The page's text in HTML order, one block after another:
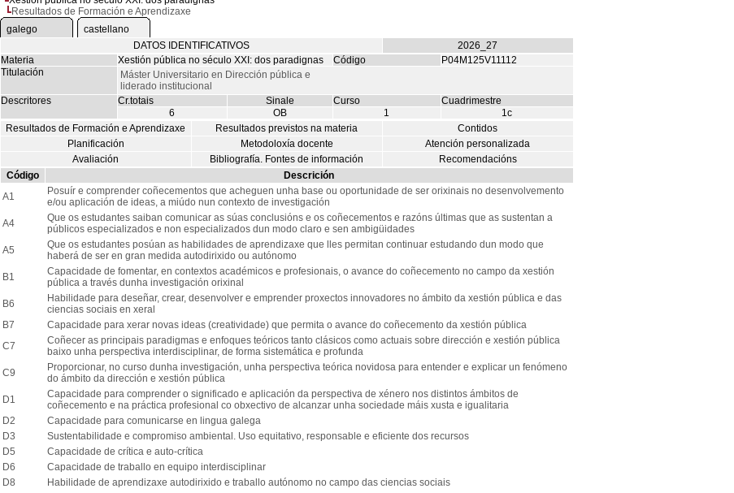
Resultados de Formación e Aprendizaxe
galego
castellano
DATOS IDENTIFICATIVOS
2026_27
Materia
Xestión pública no século XXI: dos paradignas Código
P04M125V11112
Titulación
Máster Universitario en Dirección pública e
liderado institucional
Descritores
Cr.totais Sinale Curso
Cuadrimestre
6
OB 1
1c
Resultados de Formación e Aprendizaxe
Resultados previstos na materia
Contidos
Planificación
Metodoloxía docente
Atención personalizada
Avaliación
Bibliografía. Fontes de información
Recomendacións
Código
Descrición
A1
Posuír e comprender coñecementos que acheguen unha base ou oportunidade de ser orixinais no desenvolvemento
e/ou aplicación de ideas, a miúdo nun contexto de investigación
A4
Que os estudantes saiban comunicar as súas conclusións e os coñecementos e razóns últimas que as sustentan a
públicos especializados e non especializados dun modo claro e sen ambigüidades
A5
Que os estudantes posúan as habilidades de aprendizaxe que lles permitan continuar estudando dun modo que
haberá de ser en gran medida autodirixido ou autónomo
B1
Capacidade de fomentar, en contextos académicos e profesionais, o avance do coñecemento no campo da xestión
pública a través dunha investigación orixinal
B6
Habilidade para deseñar, crear, desenvolver e emprender proxectos innovadores no ámbito da xestión pública e das
ciencias sociais en xeral
B7
Capacidade para xerar novas ideas (creatividade) que permita o avance do coñecemento da xestión pública
C7
Coñecer as principais paradigmas e enfoques teóricos tanto clásicos como actuais sobre dirección e xestión pública
baixo unha perspectiva interdisciplinar, de forma sistemática e profunda
C9
Proporcionar, no curso dunha investigación, unha perspectiva teórica novidosa para entender e explicar un fenómeno
do ámbito da dirección e xestión pública
D1
Capacidade para comprender o significado e aplicación da perspectiva de xénero nos distintos ámbitos de
coñecemento e na práctica profesional co obxectivo de alcanzar unha sociedade máis xusta e igualitaria
D2
Capacidade para comunicarse en lingua galega
D3
Sustentabilidade e compromiso ambiental. Uso equitativo, responsable e eficiente dos recursos
D5
Capacidade de crítica e auto-crítica
D6
Capacidade de traballo en equipo interdisciplinar
D8
Habilidade de aprendizaxe autodirixido e traballo autónomo no campo das ciencias sociais